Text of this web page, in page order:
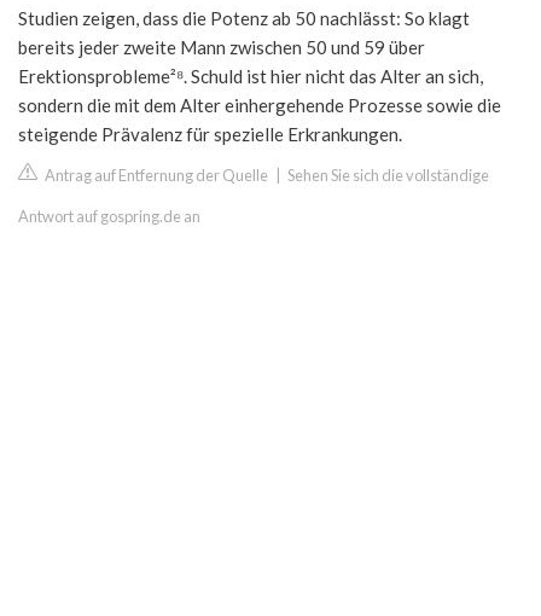
Studien zeigen, dass die Potenz ab 50 nachlässt: So klagt
bereits jeder zweite Mann zwischen 50 und 59 über
Erektionsprobleme²⁸. Schuld ist hier nicht das Alter an sich,
sondern die mit dem Alter einhergehende Prozesse sowie die
steigende Prävalenz für spezielle Erkrankungen.
Antrag auf Entfernung der Quelle Sehen Sie sich die vollständige
Antwort auf gospring.de an